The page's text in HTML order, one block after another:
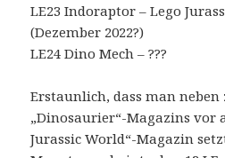
LE23 Indoraptor – Lego
(Dezember 2022?)
LE24 Dino Mech – ???
Erstaunlich, dass man neben
„Dinosaurier“-Magazins vor
Jurassic World“-Magazin